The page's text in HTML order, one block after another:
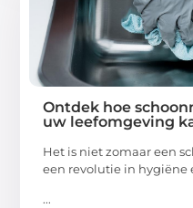
Ontdek hoe
uw leefomgeving
Het is niet zomaar een
een revolutie in hygiëne
...